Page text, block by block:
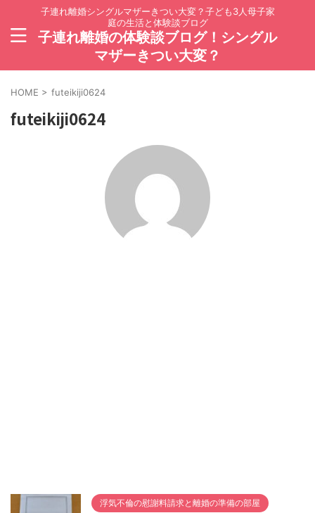
子連れ離婚シングルマザーきつい大変？子ども3人母子家
庭の生活と体験談ブログ
子連れ離婚の体験談ブログ！シングル
マザーきつい大変？
HOME > futeikiji0624
futeikiji0624
浮気不倫の慰謝料請求と離婚の準備の部屋